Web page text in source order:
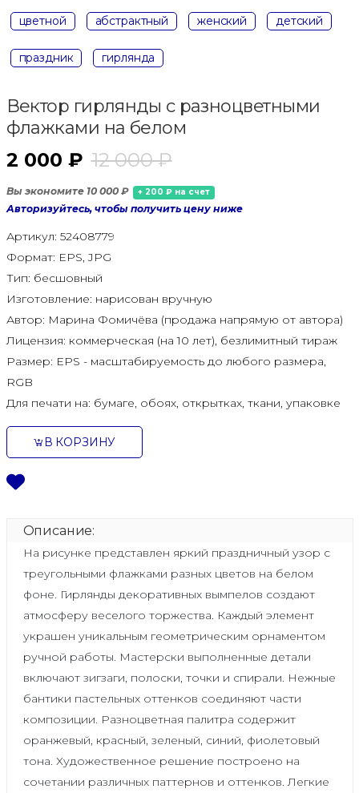
цветной абстрактный женский детский
праздник гирлянда
Вектор гирлянды с разноцветными
флажками на белом
2 000 ₽ 12 000 ₽
Вы экономите 10 000 ₽ + 200 ₽ на счет
Авторизуйтесь, чтобы получить цену ниже
Артикул: 52408779
Формат: EPS, JPG
Тип: бесшовный
Изготовление: нарисован вручную
Автор: Марина Фомичёва (продажа напрямую от автора)
Лицензия: коммерческая (на 10 лет), безлимитный тираж
Размер: EPS - масштабируемость до любого размера,
RGB
Для печати на: бумаге, обоях, открытках, ткани, упаковке
В КОРЗИНУ
Описание:
На рисунке представлен яркий праздничный узор с
треугольными флажками разных цветов на белом
фоне. Гирлянды декоративных вымпелов создают
атмосферу веселого торжества. Каждый элемент
украшен уникальным геометрическим орнаментом
ручной работы. Мастерски выполненные детали
включают зигзаги, полоски, точки и спирали. Нежные
бантики пастельных оттенков соединяют части
композиции. Разноцветная палитра содержит
оранжевый, красный, зеленый, синий, фиолетовый
тона. Художественное решение построено на
сочетании различных паттернов и оттенков. Легкие